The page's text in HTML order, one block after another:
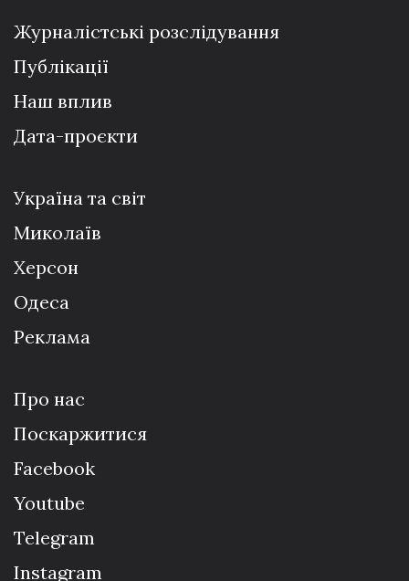
Журналістські розслідування
Публікації
Наш вплив
Дата-проєкти
Україна та світ
Миколаїв
Херсон
Одеса
Реклама
Про нас
Поскаржитися
Facebook
Youtube
Telegram
Instagram